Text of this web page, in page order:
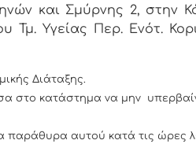
και Σμύρνης 2, στην
Τμ. Υγείας Περ. Ενότ.
Διάταξης.
στο κατάστημα να μην
παράθυρα αυτού κατά τις ώρες